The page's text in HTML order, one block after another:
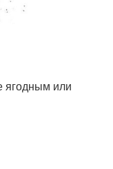
ягодным или